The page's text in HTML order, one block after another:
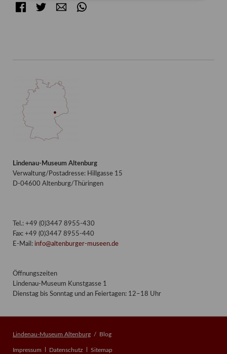
FacebookTwitter E-mail
Lindenau-Museum Altenburg
Verwaltung/Postadresse: Hillgasse 15
D-04600 Altenburg/Thüringen
Tel.: +49 (0)3447 8955-430
Fax: +49 (0)3447 8955-440
E-Mail: info@altenburger-museen.de
Öffnungszeiten
Lindenau-Museum Kunstgasse 1
Dienstag bis Sonntag und an Feiertagen: 12–18 Uhr
Lindenau-Museum Altenburg Blog
Navigation
Impressum Datenschutz Sitemap